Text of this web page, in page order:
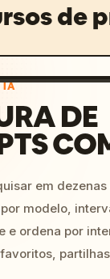
de
IA
DE
em
modelo,
e ordena por